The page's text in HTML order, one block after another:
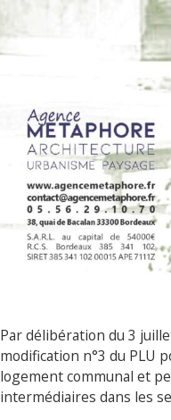
Par délibération du 3
modification n°3 du PLU
logement communal et
intermédiaires dans les